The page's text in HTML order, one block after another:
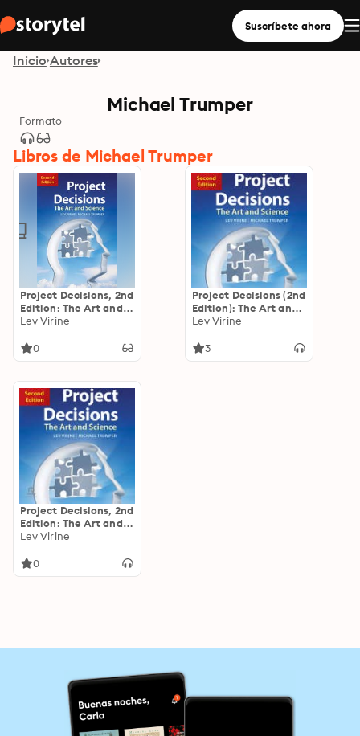
Suscríbete ahora
Inicio Autores
Michael Trumper
Formato
Libros de Michael Trumper
Project Decisions, 2nd
Edition: The Art and
Science
Lev Virine
0
Project Decisions (2nd
Edition): The Art and
Science
Lev Virine
3
Project Decisions, 2nd
Edition: The Art and
Science
Lev Virine
0